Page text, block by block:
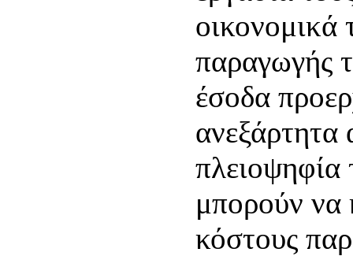
οικονομικά
παραγωγής
έσοδα
ανεξάρτητα
μπορούν να
κόστους